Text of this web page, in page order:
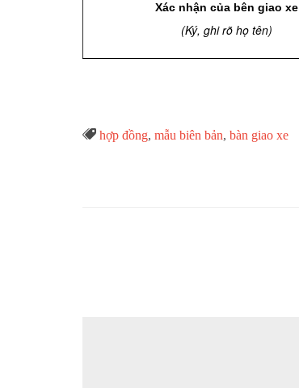
Xác nhận của bên giao xe
(Ký, ghi rõ họ tên)
Từ
hợp đồng, mẫu biên bản, bàn giao xe